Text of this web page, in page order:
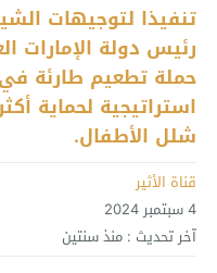
تنفيذا لتوجيهات
رئيس دولة الإمارات
حملة تطعيم طارئة
شلل الأطفال.
قناة الأثير
4 سبتمبر 2024
آخر تحديث : منذ سنتين